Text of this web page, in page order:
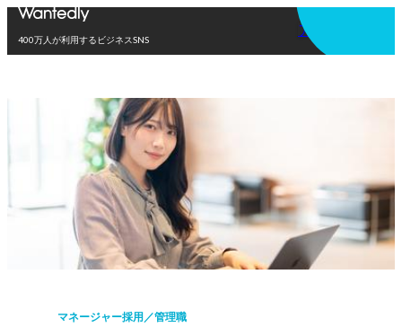
400万人が利用するビジネスSNS
アプリを使う
マネージャー採用／管理職